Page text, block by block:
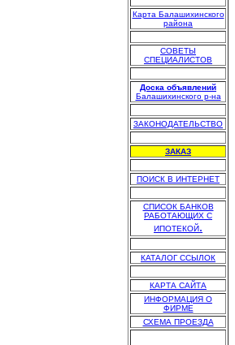
Карта Балашихинского
района
СОВЕТЫ
СПЕЦИАЛИСТОВ
Доска объявлений
Балашихинского р-на
ЗАКОНОДАТЕЛЬСТВО
ЗАКАЗ
ПОИСК В ИНТЕРНЕТ
СПИСОК БАНКОВ
РАБОТАЮЩИХ С
ИПОТЕКОЙ.
КАТАЛОГ ССЫЛОК
КАРТА САЙТА
ИНФОРМАЦИЯ О
ФИРМЕ
СХЕМА ПРОЕЗДА